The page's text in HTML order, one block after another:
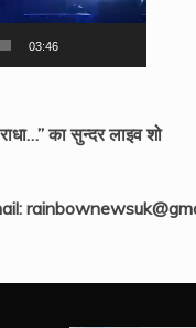
03:46
का सुन्दर लाइव शो